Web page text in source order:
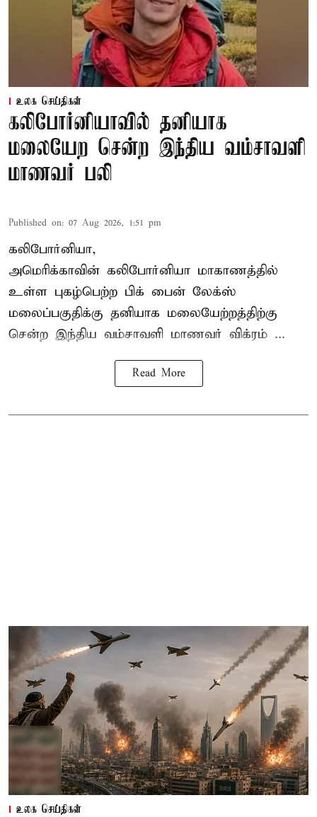
உலக செய்திகள்
கலிபோர்னியாவில் தனியாக
மலையேற சென்ற இந்திய வம்சாவளி
மாணவர் பலி
Published on: 07 Aug 2026, 1:51 pm
கலிபோர்னியா,
அமெரிக்காவின் கலிபோர்னியா மாகாணத்தில்
உள்ள புகழ்பெற்ற பிக் பைன் லேக்ஸ்
மலைப்பகுதிக்கு தனியாக மலையேற்றத்திற்கு
சென்ற இந்திய வம்சாவளி மாணவர் விக்ரம் ...
Read More
உலக செய்திகள்